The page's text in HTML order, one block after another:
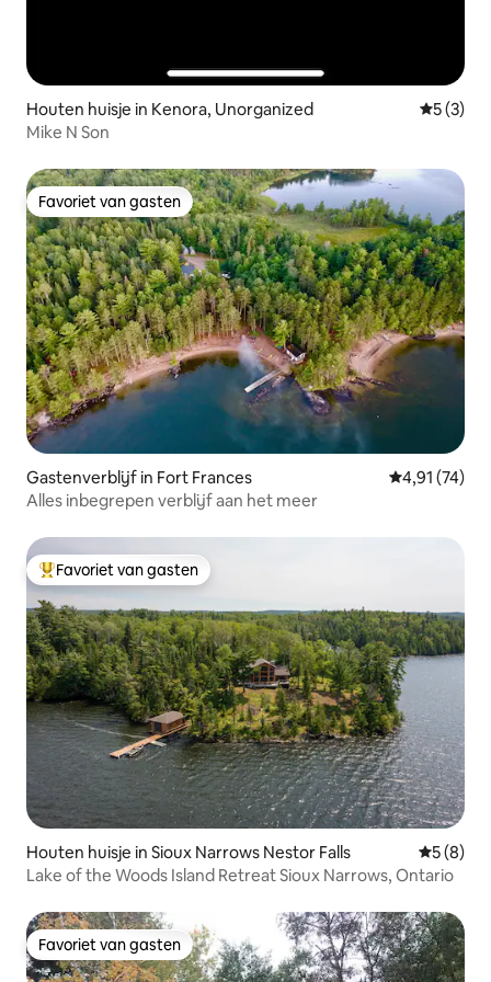
Houten huisje in Kenora, Unorganized
5 (3)
Mike N Son
Favoriet van gasten
Favoriet van gasten
Gastenverblijf in Fort Frances Gemiddelde
4,91 (74)
Alles inbegrepen verblijf aan het meer
Topfavoriet van gasten
Favoriet van gasten
Houten huisje in Sioux Narrows Nestor Falls
5 (8)
Lake of the Woods Island Retreat Sioux Narrows, Ontario
Favoriet van gasten
Favoriet van gasten